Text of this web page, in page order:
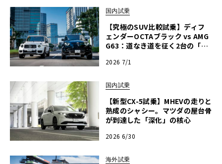
国内試乗
【究極のSUV比較試乗】ディフ
ェンダーOCTAブラック vs AMG
G63：道なき道を征く2台の「対
2026 7/1
国内試乗
【新型CX-5試乗】MHEVの走りと
熟成のシャシー。マツダの屋台骨
が到達した「深化」の核心
2026 6/30
海外試乗